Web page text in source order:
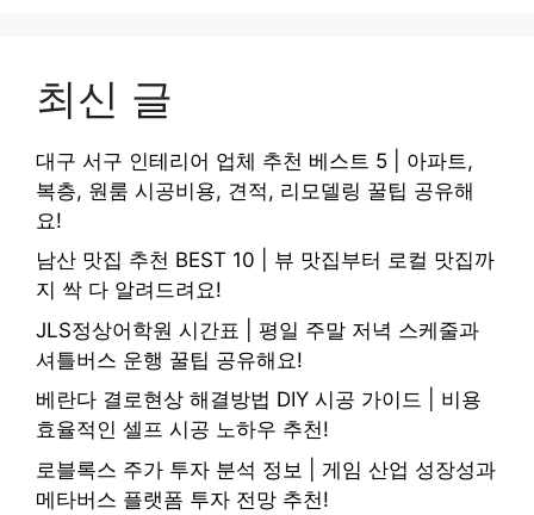
최신 글
대구 서구 인테리어 업체 추천 베스트 5 | 아파트,
복층, 원룸 시공비용, 견적, 리모델링 꿀팁 공유해
요!
남산 맛집 추천 BEST 10 | 뷰 맛집부터 로컬 맛집까
지 싹 다 알려드려요!
JLS정상어학원 시간표 | 평일 주말 저녁 스케줄과
셔틀버스 운행 꿀팁 공유해요!
베란다 결로현상 해결방법 DIY 시공 가이드 | 비용
효율적인 셀프 시공 노하우 추천!
로블록스 주가 투자 분석 정보 | 게임 산업 성장성과
메타버스 플랫폼 투자 전망 추천!